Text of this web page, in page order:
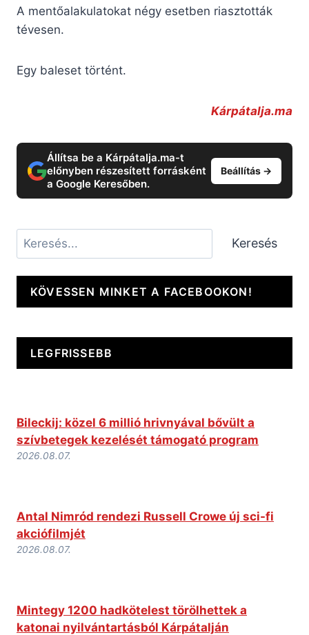
A mentőalakulatokat négy esetben riasztották
tévesen.
Egy baleset történt.
Kárpátalja.ma
Állítsa be a Kárpátalja.ma-t
előnyben részesített forrásként
a Google Keresőben.
Beállítás →
Keresés Keresés
KÖVESSEN MINKET A FACEBOOKON!
LEGFRISSEBB
Bileckij: közel 6 millió hrivnyával bővült a
szívbetegek kezelését támogató program
2026.08.07.
Antal Nimród rendezi Russell Crowe új sci-fi
akciófilmjét
2026.08.07.
Mintegy 1200 hadkötelest törölhettek a
katonai nyilvántartásból Kárpátalján